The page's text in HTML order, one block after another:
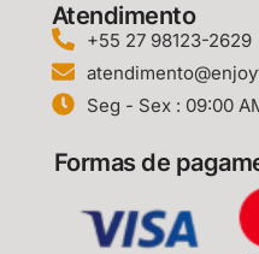
Atendimento
+55 27 98123-2629
Seg - Sex : 09:00
Formas de